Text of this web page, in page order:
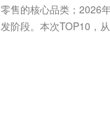
零售的核心品类；2026
发阶段。本次TOP10，